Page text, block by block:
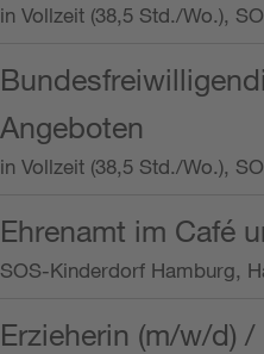
in Vollzeit (38,5 Std./Wo.),
Angeboten
in Vollzeit (38,5 Std./Wo.),
Ehrenamt im Café
SOS-Kinderdorf Hamburg,
Erzieherin (m/w/d)